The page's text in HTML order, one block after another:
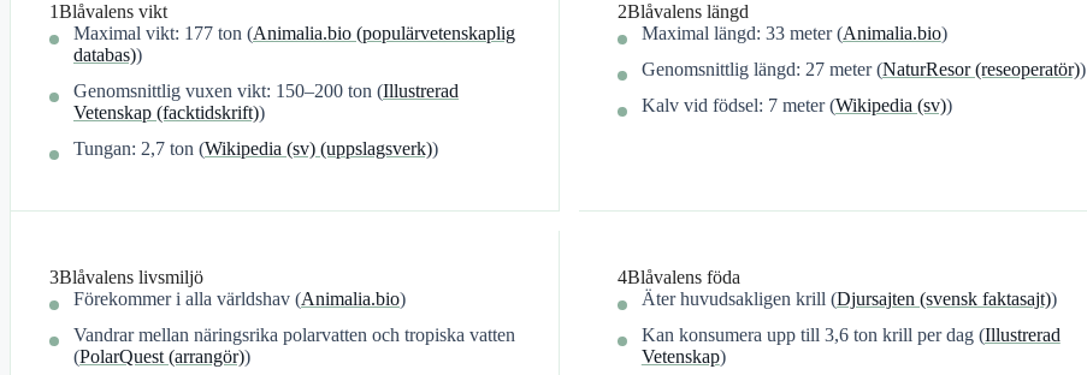
1Blåvalens vikt
Maximal vikt: 177 ton (Animalia.bio (populärvetenskaplig
databas))
Genomsnittlig vuxen vikt: 150–200 ton (Illustrerad
Vetenskap (facktidskrift))
Tungan: 2,7 ton (Wikipedia (sv) (uppslagsverk))
2Blåvalens längd
Maximal längd: 33 meter (Animalia.bio)
Genomsnittlig längd: 27 meter (NaturResor (reseoperatör))
Kalv vid födsel: 7 meter (Wikipedia (sv))
3Blåvalens livsmiljö
Förekommer i alla världshav (Animalia.bio)
Vandrar mellan näringsrika polarvatten och tropiska vatten
(PolarQuest (arrangör))
4Blåvalens föda
Äter huvudsakligen krill (Djursajten (svensk faktasajt))
Kan konsumera upp till 3,6 ton krill per dag (Illustrerad
Vetenskap)